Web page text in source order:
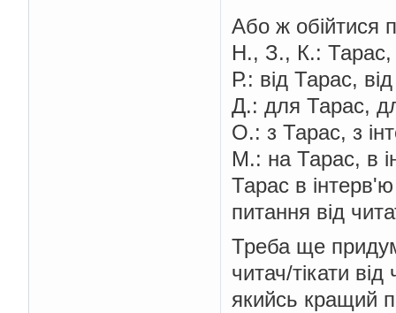
Або ж обійтися
Н., З., К.: Тарас,
Р.: від Тарас,
Д.: для Тарас,
О.: з Тарас, з
М.: на Тарас, в
Тарас в
питання від
Треба ще
читач/тікати
якийсь кращий